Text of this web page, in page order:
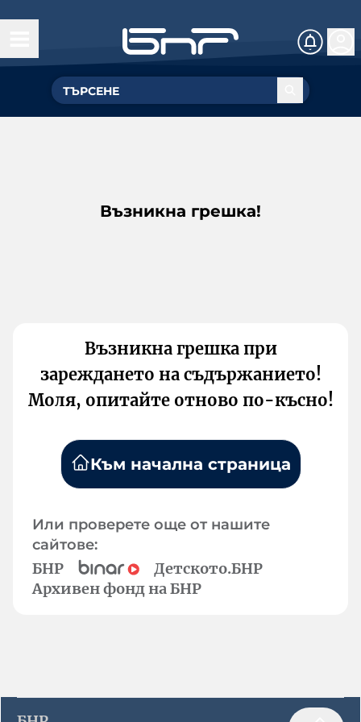
Възникна грешка!
Възникна грешка при
зареждането на съдържанието!
Моля, опитайте отново по-късно!
Към начална страница
Или проверете още от нашите
сайтове:
БНР
Детското.БНР
Архивен фонд на БНР